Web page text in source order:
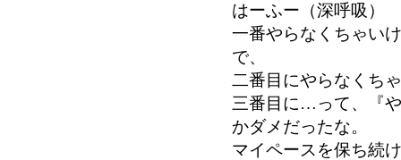
はーふー（深呼吸）
一番やらなくちゃい
で、
二番目にやらなくち
三番目に…って、『
かダメだったな。
マイペースを保ち続